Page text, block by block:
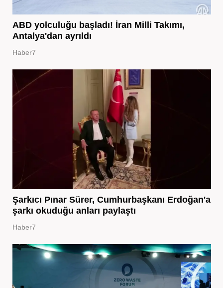
ABD yolculuğu başladı! İran Milli Takımı,
Antalya'dan ayrıldı
Haber7
Şarkıcı Pınar Sürer, Cumhurbaşkanı Erdoğan'a
şarkı okuduğu anları paylaştı
Haber7